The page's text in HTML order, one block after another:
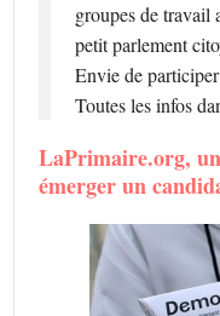
groupes de travail
petit parlement
Envie de
Toutes les infos
LaPrimaire.org,
émerger un